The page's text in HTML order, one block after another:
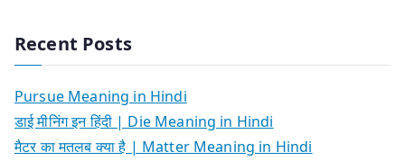
Recent Posts
Pursue Meaning in Hindi
डाई मीनिंग इन हिंदी | Die Meaning in Hindi
मैटर का मतलब क्या है | Matter Meaning in Hindi